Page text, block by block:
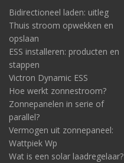
Bidirectioneel laden: uitleg
Thuis stroom opwekken en
opslaan
ESS installeren: producten en
stappen
Victron Dynamic ESS
Hoe werkt zonnestroom?
Zonnepanelen in serie of
parallel?
Vermogen uit zonnepaneel:
Wattpiek Wp
Wat is een solar laadregelaar?